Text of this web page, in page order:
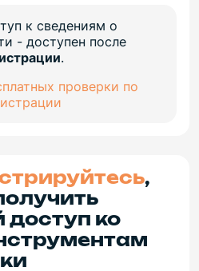
к сведениям о
- доступен после
.
проверки по
,
доступ ко